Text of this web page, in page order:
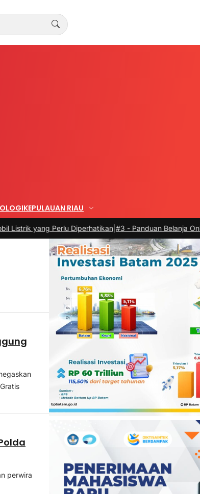
KEPULAUAN RIAU
Perlu Diperhatikan |#3 -Panduan Belanja Online
perwira